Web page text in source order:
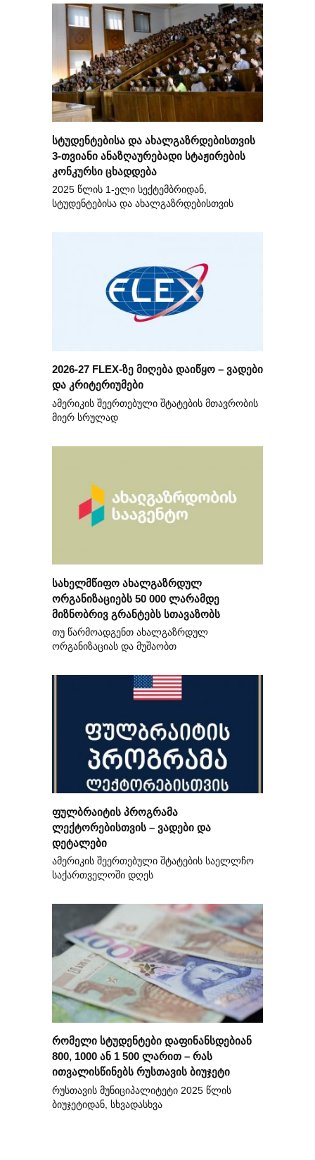
სტუდენტებისა და ახალგაზრდებისთვის
3-თვიანი ანაზღაურებადი სტაჟირების
კონკურსი ცხადდება
2025 წლის 1-ელი სექტემბრიდან,
სტუდენტებისა და ახალგაზრდებისთვის
2026-27 FLEX-ზე მიღება დაიწყო – ვადები
და კრიტერიუმები
ამერიკის შეერთებული შტატების მთავრობის
მიერ სრულად
სახელმწიფო ახალგაზრდულ
ორგანიზაციებს 50 000 ლარამდე
მიზნობრივ გრანტებს სთავაზობს
თუ წარმოადგენთ ახალგაზრდულ
ორგანიზაციას და მუშაობთ
ფულბრაიტის პროგრამა
ლექტორებისთვის – ვადები და
დეტალები
ამერიკის შეერთებული შტატების საელლჩო
საქართველოში დღეს
რომელი სტუდენტები დაფინანსდებიან
800, 1000 ან 1 500 ლარით – რას
ითვალისწინებს რუსთავის ბიუჯეტი
რუსთავის მუნიციპალიტეტი 2025 წლის
ბიუჯეტიდან, სხვადასხვა